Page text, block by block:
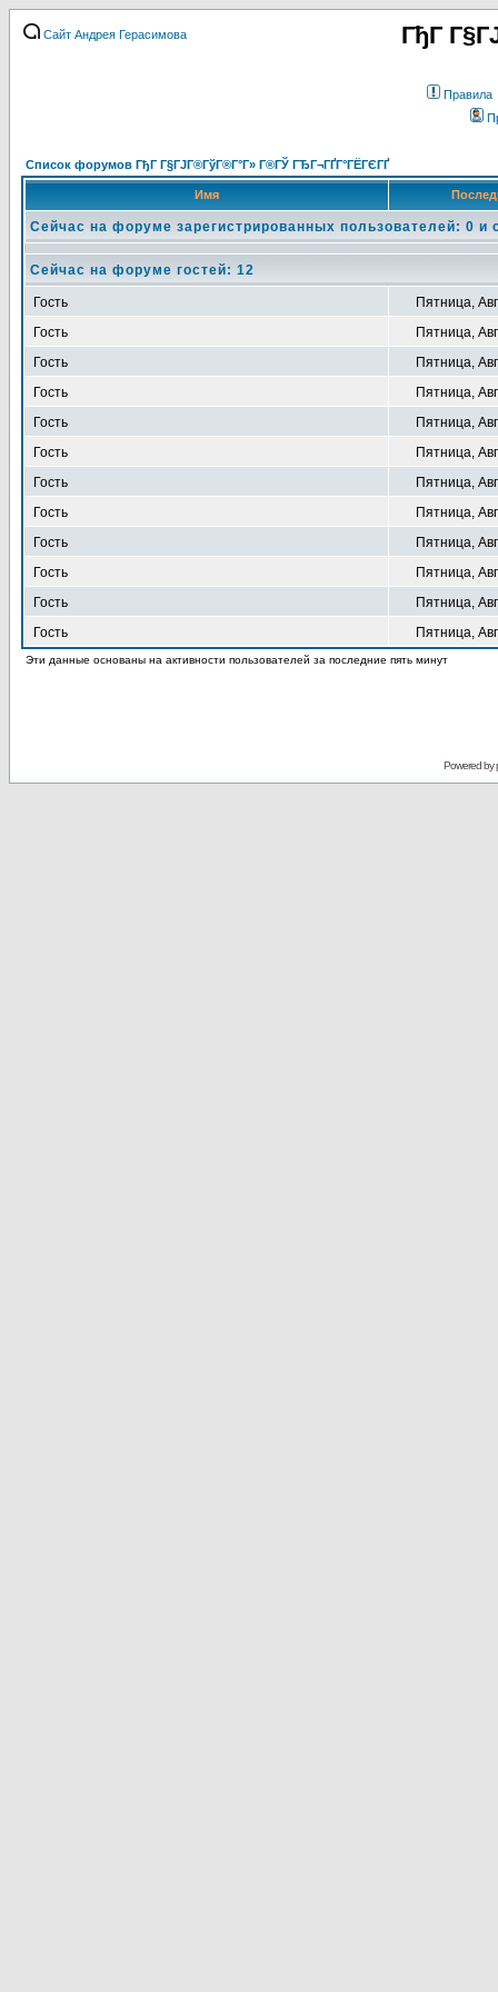
Сайт Андрея Герасимова ГђГ
Правила
Список форумов ГђГ Г§ГЈГ®ГўГ®Г°Г» Г®ГЎ ГЂГ¬ГҐГ°ГЁГЄГҐ
Имя
Сейчас на форуме зарегистрированных пользователей: 0 и
Сейчас на форуме гостей: 12
Гость
Пятница,
Гость
Пятница,
Гость
Пятница,
Гость
Пятница,
Гость
Пятница,
Гость
Пятница,
Гость
Пятница,
Гость
Пятница,
Гость
Пятница,
Гость
Пятница,
Гость
Пятница,
Гость
Пятница,
Эти данные основаны на активности пользователей за последние пять минут
Powered by